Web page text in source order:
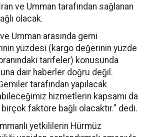
ve Umman tarafından sağlanan
olacak.
Umman arasında gemi
yüzdesi (kargo değerinin yüzde
tarifeler) konusunda
dair haberler doğru değil.
tarafından yapılacak
hizmetlerin kapsamı da
faktöre bağlı olacaktır." dedi.
yetkililerin Hürmüz